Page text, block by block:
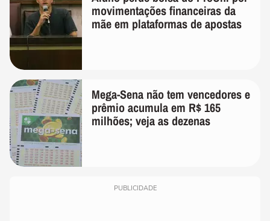
movimentações financeiras da
mãe em plataformas de apostas
Mega-Sena não tem vencedores e
prêmio acumula em R$ 165
milhões; veja as dezenas
PUBLICIDADE